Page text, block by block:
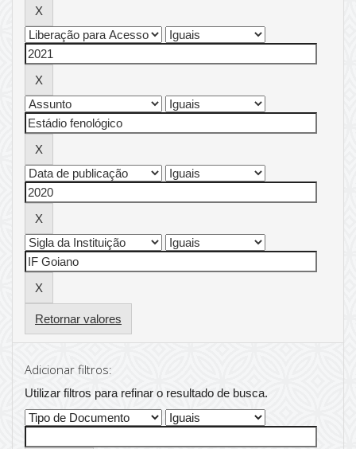
Retornar valores
Adicionar filtros:
Utilizar filtros para refinar o resultado de busca.